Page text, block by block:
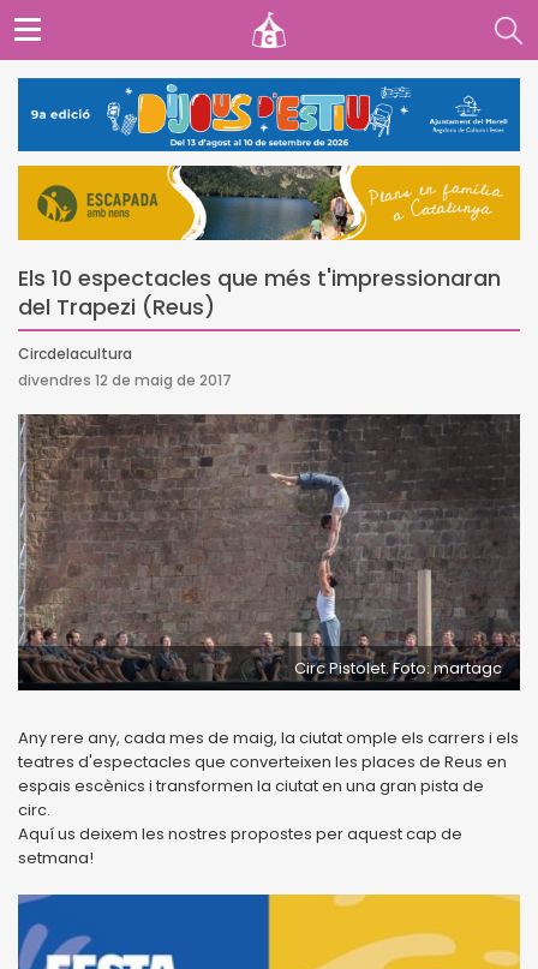
Els 10 espectacles que més t'impressionaran
del Trapezi (Reus)
Circdelacultura
divendres 12 de maig de 2017
Circ Pistolet. Foto: martagc
Any rere any, cada mes de maig, la ciutat omple els carrers i els
teatres d'espectacles que converteixen les places de Reus en
espais escènics i transformen la ciutat en una gran pista de
circ.
Aquí us deixem les nostres propostes per aquest cap de
setmana!